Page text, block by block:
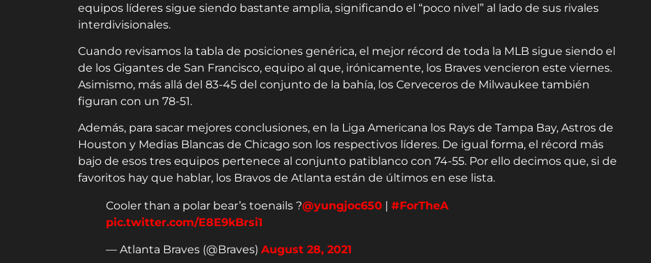
equipos líderes sigue siendo bastante amplia, significando el “poco nivel” al lado de sus rivales
interdivisionales.
Cuando revisamos la tabla de posiciones genérica, el mejor récord de toda la MLB sigue siendo el
de los Gigantes de San Francisco, equipo al que, irónicamente, los Braves vencieron este viernes.
Asimismo, más allá del 83-45 del conjunto de la bahía, los Cerveceros de Milwaukee también
figuran con un 78-51.
Además, para sacar mejores conclusiones, en la Liga Americana los Rays de Tampa Bay, Astros de
Houston y Medias Blancas de Chicago son los respectivos líderes. De igual forma, el récord más
bajo de esos tres equipos pertenece al conjunto patiblanco con 74-55. Por ello decimos que, si de
favoritos hay que hablar, los Bravos de Atlanta están de últimos en ese lista.
Cooler than a polar bear’s toenails ?@yungjoc650 | #ForTheA
pic.twitter.com/E8E9kBrsi1
— Atlanta Braves (@Braves) August 28, 2021